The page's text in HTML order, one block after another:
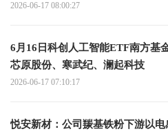
2026-06-17 08:00:27
6月16日科创人工智能ETF南方基
芯原股份、寒武纪、澜起科技
2026-06-17 07:10:17
悦安新材：公司羰基铁粉下游以